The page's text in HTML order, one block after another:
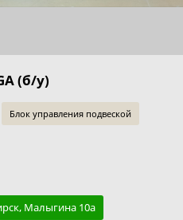
(б/у)
Блок управления подвеской
Малыгина 10а